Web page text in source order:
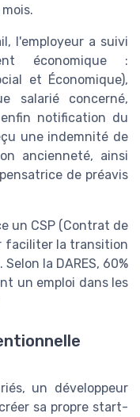
l'employeur a suivi
économique :
et Économique),
salarié concerné,
notification du
une indemnité de
ancienneté, ainsi
de préavis
un CSP (Contrat de
faciliter la transition
la DARES, 60%
un emploi dans les
un développeur
sa propre start-